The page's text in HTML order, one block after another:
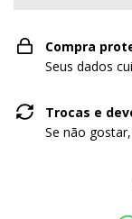
Compra
Seus dados
Trocas e
Se não